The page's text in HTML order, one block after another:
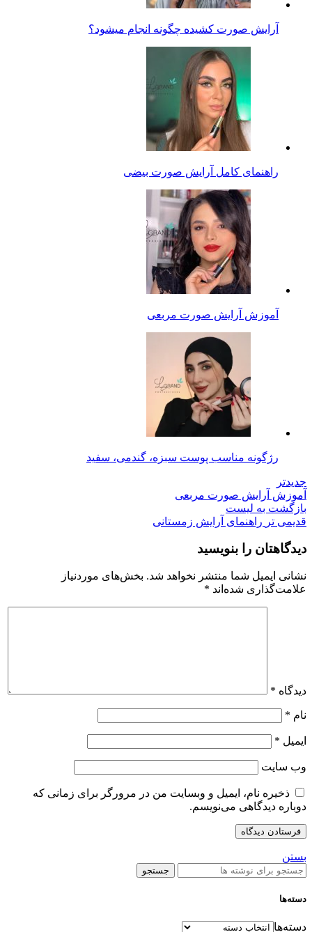
آرایش صورت کشیده چگونه انجام میشود؟
راهنمای کامل آرایش صورت بیضی
آموزش آرایش صورت مربعی
رژگونه مناسب پوست سبزه، گندمی، سفید
جدیدتر
آموزش آرایش صورت مربعی
بازگشت به لیست
قدیمی تر راهنمای آرایش زمستانی
دیدگاهتان را بنویسید
نشانی ایمیل شما منتشر نخواهد شد. بخش‌های موردنیاز
علامت‌گذاری شده‌اند *
دیدگاه *
نام *
ایمیل *
وب‌ سایت
ذخیره نام، ایمیل و وبسایت من در مرورگر برای زمانی که
دوباره دیدگاهی می‌نویسم.
بستن
جستجو
دسته‌ها
دسته‌ها